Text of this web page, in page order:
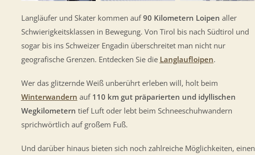
Langläufer und Skater kommen auf90 Kilometern Loipen aller
Schwierigkeitsklassen in Bewegung. Von Tirol bis nach Südtirol und
sogar bis ins Schweizer Engadin überschreitet man nicht nur
geografische Grenzen. Entdecken Sie die Langlaufloipen.
Wer das glitzernde Weiß unberührt erleben will, holt beim
Winterwandern auf 110 km gut präparierten und idyllischen
Wegkilometern tief Luft oder lebt beim Schneeschuhwandern
sprichwörtlich auf großem Fuß.
Und darüber hinaus bieten sich noch zahlreiche Möglichkeiten, einen